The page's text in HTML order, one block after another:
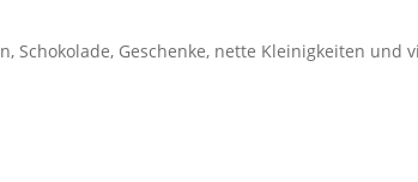
Geschenke, nette Kleinigkeiten und